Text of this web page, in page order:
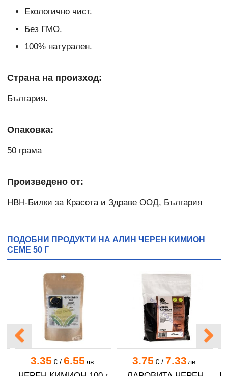
Екологично чист.
Без ГМО.
100% натурален.
Страна на произход:
България.
Опаковка:
50 грама
Произведено от:
НВН-Билки за Красота и Здраве ООД, България
ПОДОБНИ ПРОДУКТИ НА АЛИН ЧЕРЕН КИМИОН
СЕМЕ 50 Г
3.35 €/ 6.55 лв. 3.75 €/ 7.33 лв.